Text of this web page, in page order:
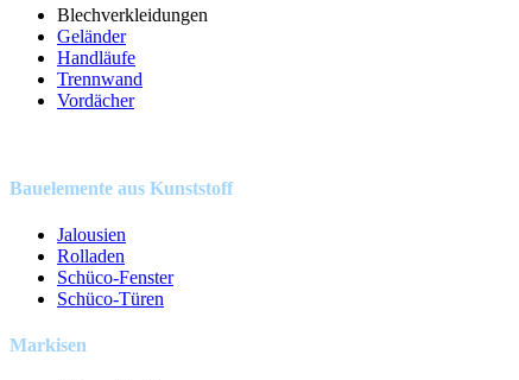
Blechverkleidungen
Geländer
Handläufe
Trennwand
Vordächer
Bauelemente aus Kunststoff
Jalousien
Rolladen
Schüco-Fenster
Schüco-Türen
Markisen